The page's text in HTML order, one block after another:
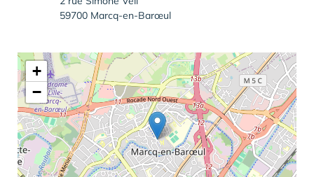
59700 Marcq-en-Barœul
+
−